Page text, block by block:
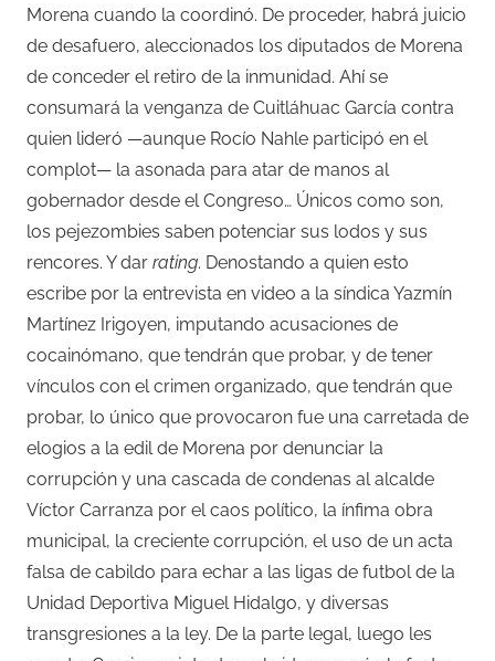
Morena cuando la coordinó. De proceder, habrá juicio
de desafuero, aleccionados los diputados de Morena
de conceder el retiro de la inmunidad. Ahí se
consumará la venganza de Cuitláhuac García contra
quien lideró —aunque Rocío Nahle participó en el
complot— la asonada para atar de manos al
gobernador desde el Congreso… Únicos como son,
los pejezombies saben potenciar sus lodos y sus
rencores. Y dar rating. Denostando a quien esto
escribe por la entrevista en video a la síndica Yazmín
Martínez Irigoyen, imputando acusaciones de
cocainómano, que tendrán que probar, y de tener
vínculos con el crimen organizado, que tendrán que
probar, lo único que provocaron fue una carretada de
elogios a la edil de Morena por denunciar la
corrupción y una cascada de condenas al alcalde
Víctor Carranza por el caos político, la ínfima obra
municipal, la creciente corrupción, el uso de un acta
falsa de cabildo para echar a las ligas de futbol de la
Unidad Deportiva Miguel Hidalgo, y diversas
transgresiones a la ley. De la parte legal, luego les